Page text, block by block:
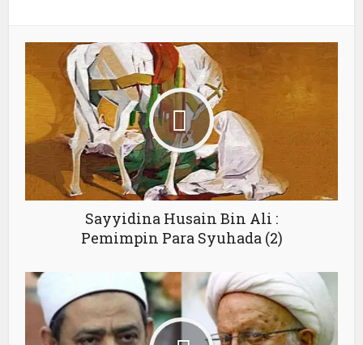
Sayyidina Husain Bin Ali :
Pemimpin Para Syuhada (2)